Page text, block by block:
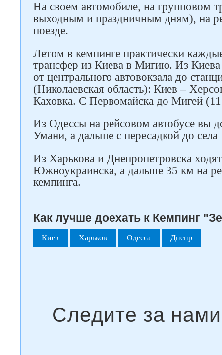
На своем автомобиле, на групповом
выходным и праздничным дням), на
поезде.
Летом в кемпинге практически
трансфер из Киева в Мигию. Из Киева
от центрального автовокзала до
(Николаевская область): Киев –
Каховка. С Первомайска до Мигей (11
Из Одессы на рейсовом автобусе вы
Умани, а дальше с пересадкой до
Из Харькова и Днепропетровска
Южноукраинска, а дальше 35 км на
кемпинга.
Как лучше доехать к Кемпинг
Киев Харьков Одесса Днепр